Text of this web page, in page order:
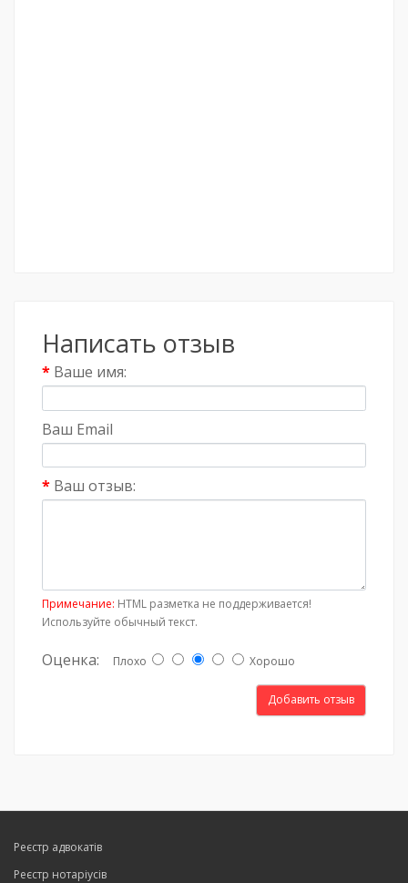
Написать отзыв
Ваше имя:
Ваш Email
Ваш отзыв:
Примечание: HTML разметка не поддерживается!
Используйте обычный текст.
Оценка: Плохо Хорошо
Добавить отзыв
Реєстр адвокатів
Реєстр нотаріусів